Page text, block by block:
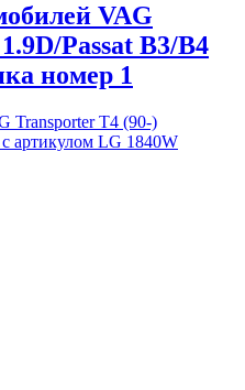
VAG
Passat B3/B4
номер 1
Transporter T4 (90-)
артикулом LG 1840W